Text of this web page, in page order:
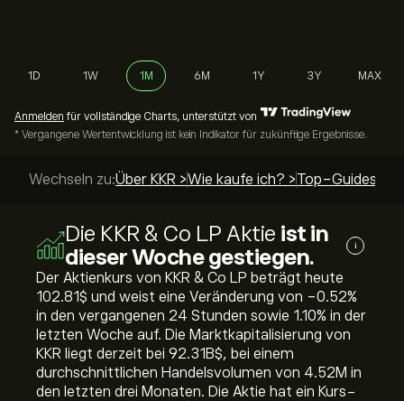
1D 1W 1M 6M 1Y 3Y MAX
Anmelden für vollständige Charts, unterstützt von
* Vergangene Wertentwicklung ist kein Indikator für zukünftige Ergebnisse.
Wechseln zu:Über KKR >Wie kaufe ich? >Top-Guides >
Die KKR & Co LP Aktie ist in
dieser Woche gestiegen.
i
Der Aktienkurs von KKR & Co LP beträgt heute
102.81‎$‎ und weist eine Veränderung von ‎-0.52‎%
in den vergangenen 24 Stunden sowie ‎1.10‎% in der
letzten Woche auf. Die Marktkapitalisierung von
KKR liegt derzeit bei 92.31B‎$‎, bei einem
durchschnittlichen Handelsvolumen von 4.52M in
den letzten drei Monaten. Die Aktie hat ein Kurs-